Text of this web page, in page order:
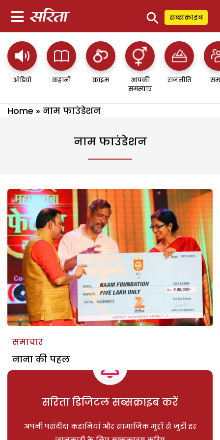
⚲ सब्सक्राइब
ऑडियो कहानी क्राइम
आपकी
समस्याएं
राजनीति
Home » नाम फाउंडेशन
नाम फाउंडेशन
समाचार
नाना की पहल
सरिता डिजिटल सब्सक्राइब करें
अपनी पसंदीदा कहानियां और सामाजिक मुद्दों से जुड़ी हर